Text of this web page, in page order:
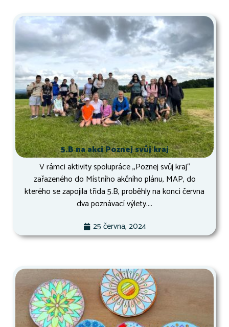
5.B na akci Poznej svůj kraj
V rámci aktivity spolupráce ,,Poznej svůj kraj“
zařazeného do Místního akčního plánu, MAP, do
kterého se zapojila třída 5.B, proběhly na konci června
dva poznávací výlety....
25 června, 2024